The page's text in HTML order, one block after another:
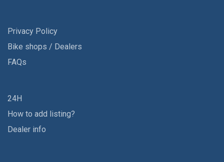
Privacy Policy
Bike shops / Dealers
FAQs
24H
How to add listing?
Dealer info